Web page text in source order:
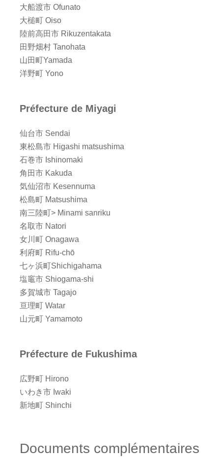
大船渡市 Ofunato
大槌町 Oiso
陸前高田市 Rikuzentakata
田野畑村 Tanohata
山田町Yamada
洋野町 Yono
Préfecture de Miyagi
仙台市 Sendai
東松島市 Higashi matsushima
石巻市 Ishinomaki
角田市 Kakuda
気仙沼市 Kesennuma
松島町 Matsushima
南三陸町> Minami sanriku
名取市 Natori
女川町 Onagawa
利府町 Rifu-chō
七ヶ浜町Shichigahama
塩竈市 Shiogama-shi
多賀城市 Tagajo
亘理町 Watar
山元町 Yamamoto
Préfecture de Fukushima
広野町 Hirono
いわき市 Iwaki
新地町 Shinchi
Documents complémentaires